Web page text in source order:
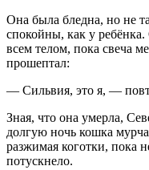
Она была бледна, но не
спокойны, как у
всем телом, пока свеча
прошептал:
— Сильвия, это я, —
Зная, что она умерла,
долгую ночь кошка
разжимая коготки, пока
потускнело.